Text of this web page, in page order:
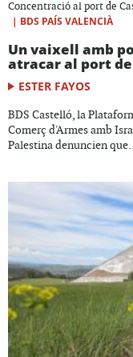
Concentració al port de
| BDS PAÍS VALENCIÀ
Un vaixell amb
atracar al port
ESTER FAYOS
BDS Castelló, la
Comerç d'Armes amb
Palestina denuncien